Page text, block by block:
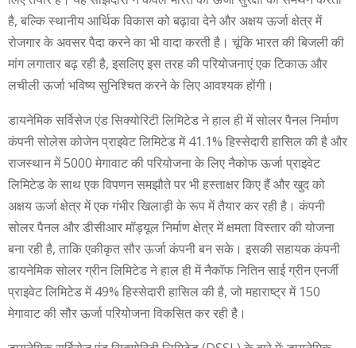
है, बल्कि स्थानीय आर्थिक विकास को बढ़ावा देने और अक्षय ऊर्जा क्षेत्र में
रोजगार के अवसर पैदा करने का भी वादा करती है। चूंकि भारत की बिजली की
मांग लगातार बढ़ रही है, इसलिए इस तरह की परियोजनाएं एक टिकाऊ और
लचीली ऊर्जा भविष्य सुनिश्चित करने के लिए आवश्यक होंगी।
डायनेमिक सर्विसेज एंड सिक्योरिटी लिमिटेड ने हाल ही में सोलर पैनल निर्माण
कंपनी सोलेस कोजेन प्राइवेट लिमिटेड में 41.1% हिस्सेदारी हासिल की है और
राजस्थान में 5000 मेगावाट की परियोजना के लिए नैकोफ ऊर्जा प्राइवेट
लिमिटेड के साथ एक विपणन समझौते पर भी हस्ताक्षर किए हैं और खुद को
अक्षय ऊर्जा क्षेत्र में एक गंभीर खिलाड़ी के रूप में तैयार कर रही है। कंपनी
सोलर पैनल और डीसीआर मॉड्यूल निर्माण क्षेत्र में क्षमता विस्तार की योजना
बना रही है, ताकि एकीकृत सौर ऊर्जा कंपनी बन सके। इसकी सहायक कंपनी
डायनेमिक सोलर ग्रीन लिमिटेड ने हाल ही में नैकॉफ नितिन साई ग्रीन एनर्जी
प्राइवेट लिमिटेड में 49% हिस्सेदारी हासिल की है, जो महाराष्ट्र में 150
मेगावाट की सौर ऊर्जा परियोजना विकसित कर रही है।